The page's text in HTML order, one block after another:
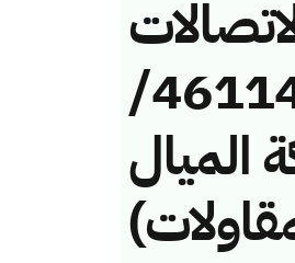
وتقنية المعلومات رقم (46114763/
الميال